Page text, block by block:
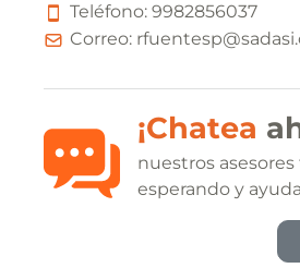
Teléfono: 9982856037
Correo:
¡Chatea
nuestros
esperando y